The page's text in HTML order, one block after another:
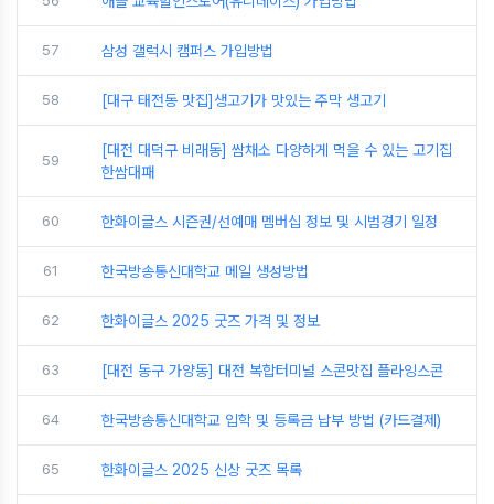
57 삼성 갤럭시 캠퍼스 가입방법
58 [대구 태전동 맛집]생고기가 맛있는 주막 생고기
59
[대전 대덕구 비래동] 쌈채소 다양하게 먹을 수 있는 고기집
한쌈대패
60 한화이글스 시즌권/선예매 멤버십 정보 및 시범경기 일정
61 한국방송통신대학교 메일 생성방법
62 한화이글스 2025 굿즈 가격 및 정보
63 [대전 동구 가양동] 대전 복합터미널 스콘맛집 플라잉스콘
64 한국방송통신대학교 입학 및 등록금 납부 방법 (카드결제)
65 한화이글스 2025 신상 굿즈 목록